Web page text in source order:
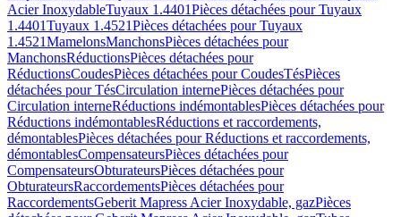
Acier InoxydableTuyaux 1.4401Pièces détachées pour Tuyaux
1.4401Tuyaux 1.4521Pièces détachées pour Tuyaux
1.4521MamelonsManchonsPièces détachées pour
ManchonsRéductionsPièces détachées pour
RéductionsCoudesPièces détachées pour CoudesTésPièces
détachées pour TésCirculation internePièces détachées pour
Circulation interneRéductions indémontablesPièces détachées pour
Réductions indémontablesRéductions et raccordements,
démontablesPièces détachées pour Réductions et raccordements,
démontablesCompensateursPièces détachées pour
CompensateursObturateursPièces détachées pour
ObturateursRaccordementsPièces détachées pour
RaccordementsGeberit Mapress Acier Inoxydable, gazPièces